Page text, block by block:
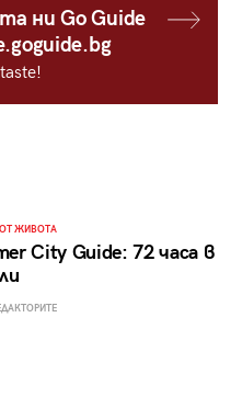
ни Go Guide
ЖИВОТА
City Guide: 72 часа в